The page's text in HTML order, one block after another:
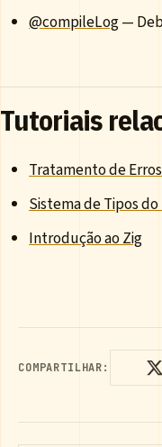
@compileLog—
Tutoriais
Tratamento de
Sistema de Tipos do
Introdução ao Zig
COMPARTILHAR: